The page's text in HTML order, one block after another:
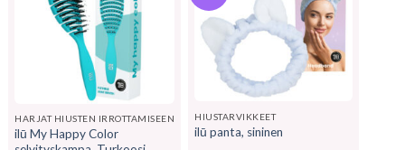
HARJAT HIUSTEN IRROTTAMISEEN
ilū My Happy Color
HIUSTARVIKKEET
ilū panta, sininen